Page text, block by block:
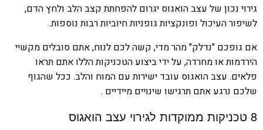
גירוי נכון של עצב הואגוס יגרום להפחתת קצב הלב ולחץ הדם,
לשיפור העיכול ופונקציות גופניות חיוביות רבות נוספות.
אם גופכם "נדלק" מהר מדי, קשה לכם לנוח, אתם סובלים מקשיי
הירדמות או מחרדה, על ידי ביצוע הטכניקות הללו אתם תראו
פלאים. עצב הואגוס עובד ישירות עם המוח והלב. ככל שהגוף
שלכם נרגע אתם תרגישו שינויים מיידיים .
8 טכניקות ממוקדות לגירוי עצב הואגוס